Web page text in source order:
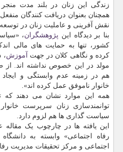
زندگی این زنان در بلند مدت منجر
همچنان بعنوان دریافت کنندگان
نقش آفرینی و عاملیت زنان در توسعه
بنا بر دیدگاه این پژوهشگران،
کشور، تنها به حمایت های مالی
کرده و نگاهی کلان در جهت
آموزش،
مولد در این خصوص نداشته اند. از
هم در زمینه عدم وابستگی و
خانوار ناموفق عمل کرده اند».
همه این موارد نشان می دهند که
توانمندسازی زنان سرپرست
سیاست گذاری ها هم لزوم دارد.
این یافته ها در چارچوب یک
رفاه اجتماعی» وابسته به
اجتماعی و مرکز تحقیقات مدیریت